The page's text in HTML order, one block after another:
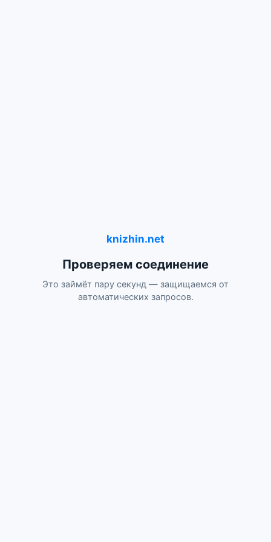
knizhin.net
Проверяем соединение
Это займёт пару секунд — защищаемся от
автоматических запросов.